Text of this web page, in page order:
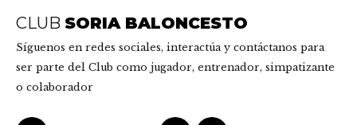
CLUB SORIA BALONCESTO
Síguenos en redes sociales, interactúa y contáctanos para
ser parte del Club como jugador, entrenador, simpatizante
o colaborador